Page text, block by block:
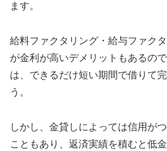
ます。
給料ファクタリング・給与ファク
が金利が高いデメリットもあるの
は、できるだけ短い期間で借りて
う。
しかし、金貸しによっては信用が
こともあり、返済実績を積むと低